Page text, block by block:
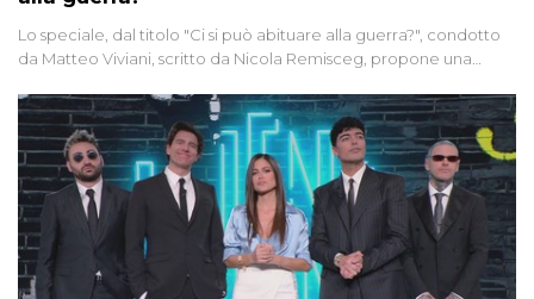
Lo speciale, dal titolo "Ci si può abituare alla guerra?", condotto
da Matteo Viviani, scritto da Nicola Remisceg, propone una
di settore - su quanto la guerra sia diventata una realtà pervasiva.
Anche se l'Italia non è direttamente coinvolta in conflitti armati, il
contesto globale rende impossibile considerarla un fenomeno
lontano.